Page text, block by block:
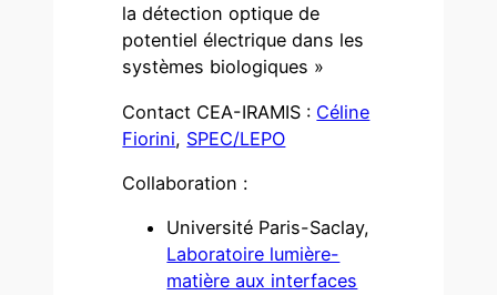
la détection optique de
potentiel électrique dans les
systèmes biologiques »
Contact CEA-IRAMIS : Céline
Fiorini, SPEC/LEPO
Collaboration :
Université Paris-Saclay,
Laboratoire lumière-
matière aux interfaces